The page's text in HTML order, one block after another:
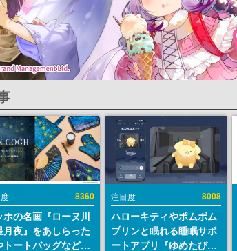
8360
ホの名画『ローヌ川
月夜』をあしらった
トートバッグなどが
注目度 8008
ハローキティやポムポム
プリンと眠れる睡眠サポ
ートアプリ『ゆめたび』